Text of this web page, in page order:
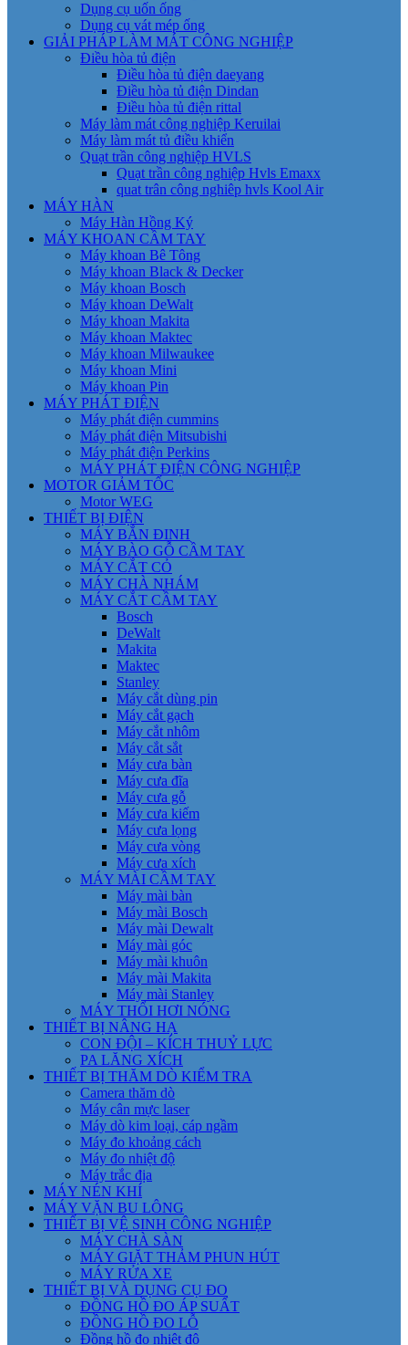
Dụng cụ uốn ống
Dụng cụ vát mép ống
GIẢI PHÁP LÀM MÁT CÔNG NGHIỆP
Điều hòa tủ điện
Điều hòa tủ điện daeyang
Điều hòa tủ điện Dindan
Điều hòa tủ điện rittal
Máy làm mát công nghiệp Keruilai
Máy làm mát tủ điều khiển
Quạt trần công nghiệp HVLS
Quạt trần công nghiệp Hvls Emaxx
quat trân công nghiêp hvls Kool Air
MÁY HÀN
Máy Hàn Hồng Ký
MÁY KHOAN CẦM TAY
Máy khoan Bê Tông
Máy khoan Black & Decker
Máy khoan Bosch
Máy khoan DeWalt
Máy khoan Makita
Máy khoan Maktec
Máy khoan Milwaukee
Máy khoan Mini
Máy khoan Pin
MÁY PHÁT ĐIỆN
Máy phát điện cummins
Máy phát điện Mitsubishi
Máy phát điện Perkins
MÁY PHÁT ĐIỆN CÔNG NGHIỆP
MOTOR GIẢM TỐC
Motor WEG
THIẾT BỊ ĐIỆN
MÁY BẮN ĐINH
MÁY BÀO GỖ CẦM TAY
MÁY CẮT CỎ
MÁY CHÀ NHÁM
MÁY CẮT CẦM TAY
Bosch
DeWalt
Makita
Maktec
Stanley
Máy cắt dùng pin
Máy cắt gạch
Máy cắt nhôm
Máy cắt sắt
Máy cưa bàn
Máy cưa đĩa
Máy cưa gỗ
Máy cưa kiếm
Máy cưa lọng
Máy cưa vòng
Máy cưa xích
MÁY MÀI CẦM TAY
Máy mài bàn
Máy mài Bosch
Máy mài Dewalt
Máy mài góc
Máy mài khuôn
Máy mài Makita
Máy mài Stanley
MÁY THỔI HƠI NÓNG
THIẾT BỊ NÂNG HẠ
CON ĐỘI – KÍCH THUỶ LỰC
PA LĂNG XÍCH
THIẾT BỊ THĂM DÒ KIỂM TRA
Camera thăm dò
Máy cân mực laser
Máy dò kim loại, cáp ngầm
Máy đo khoảng cách
Máy đo nhiệt độ
Máy trắc địa
MÁY NÉN KHÍ
MÁY VẶN BU LÔNG
THIẾT BỊ VỆ SINH CÔNG NGHIỆP
MÁY CHÀ SÀN
MÁY GIẶT THẢM PHUN HÚT
MÁY RỬA XE
THIẾT BỊ VÀ DỤNG CỤ ĐO
ĐỒNG HỒ ĐO ÁP SUẤT
ĐỒNG HỒ ĐO LỖ
Đồng hồ đo nhiệt độ